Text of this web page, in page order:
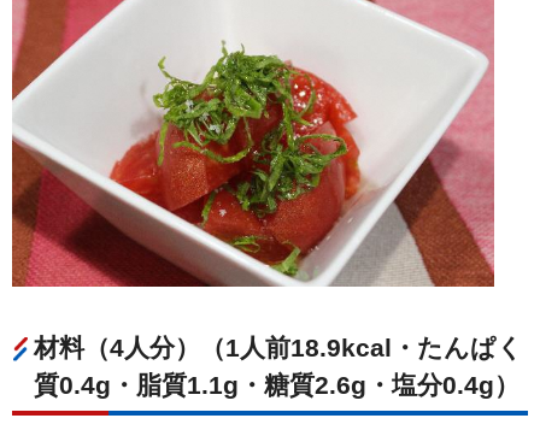
材料（4人分）（1人前18.9kcal・たんぱく
質0.4g・脂質1.1g・糖質2.6g・塩分0.4g）